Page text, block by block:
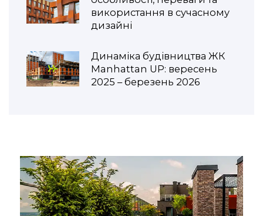
використання в сучасному
дизайні
Динаміка будівництва ЖК
Manhattan UP: вересень
2025 – березень 2026